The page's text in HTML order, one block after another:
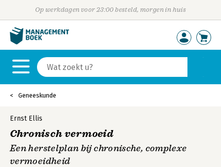
Op werkdagen voor 23:00 besteld, morgen in huis
Geneeskunde
Ernst Ellis
Chronisch vermoeid
Een herstelplan bij chronische, complexe
vermoeidheid